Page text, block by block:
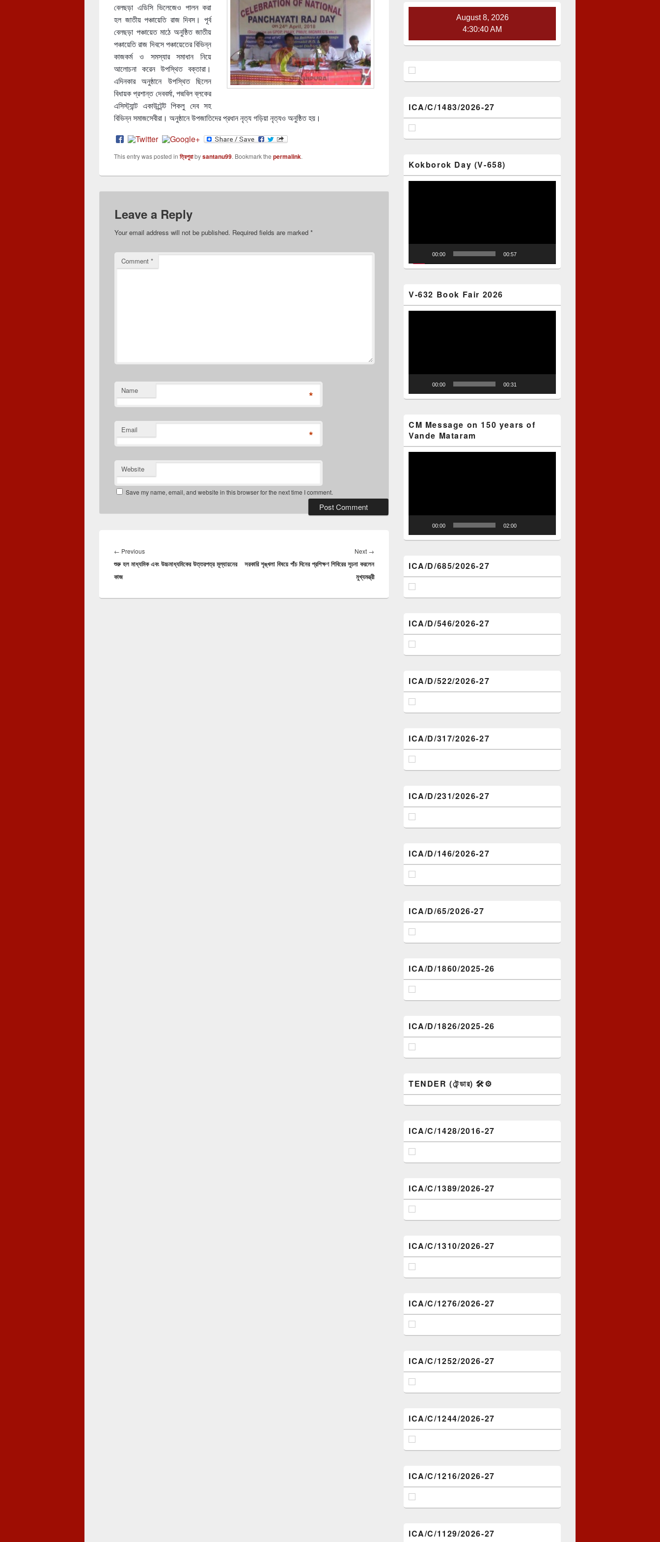
বেলছড়া এডিসি ভিলেজেও পালন করা
হল জাতীয় পঞ্চায়েতি রাজ দিবস। পূর্ব
বেলছড়া পঞ্চায়েত মাঠে অনুষ্ঠিত জাতীয়
পঞ্চায়েতি রাজ দিবসে পঞ্চায়েতের বিভিন্ন
কাজকর্ম ও সমস্যার সমাধান নিয়ে
আলোচনা করেন উপস্থিত বক্তারা।
এদিনকার অনুষ্ঠানে উপস্থিত ছিলেন
বিধায়ক প্রশান্ত দেববর্মা, পদ্মবিল ব্লকের
এসিস্ট্যান্ট একাউন্টেন্ট পিকলু দেব সহ
বিভিন্ন সমাজসেবীরা। অনুষ্ঠানে উপজাতিদের প্রধান নৃত্য গড়িয়া নৃত্যও অনুষ্ঠিত হয়।
This entry was posted in ত্রিপুরাbysantanu99. Bookmark the permalink.
Leave a Reply
Your email address will not be published. Required fields are marked *
Comment *
Name *
Email *
Website
Save my name, email, and website in this browser for the next time I comment.
navigation
← PreviousPrevious
post:
শুরু হল মাধ্যমিক এবং উচ্চমাধ্যমিকের উত্তরপত্র মূল্যায়নের
কাজ
Next →
post:
সরকারি শৃঙ্খলা বিষয়ে পাঁচ দিনের প্রশিক্ষণ শিবিরের সূচনা করলেন
মুখ্যমন্ত্রী
August 8, 2026
4:30:41 AM
ICA/C/1483/2026-27
Kokborok Day (V-658)
00:00 00:57
V-632 Book Fair 2026
00:00 00:31
CM Message on 150 years of
Vande Mataram
00:00 02:00
ICA/D/685/2026-27
ICA/D/546/2026-27
ICA/D/522/2026-27
ICA/D/317/2026-27
ICA/D/231/2026-27
ICA/D/146/2026-27
ICA/D/65/2026-27
ICA/D/1860/2025-26
ICA/D/1826/2025-26
TENDER (টেন্ডার) 🛠️⚙️
ICA/C/1428/2016-27
ICA/C/1389/2026-27
ICA/C/1310/2026-27
ICA/C/1276/2026-27
ICA/C/1252/2026-27
ICA/C/1244/2026-27
ICA/C/1216/2026-27
ICA/C/1129/2026-27